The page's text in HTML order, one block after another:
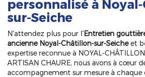
personnalisé à
sur-Seiche
N'attendez plus pour l'Entretien
ancienne Noyal-Châtillon-sur-Seicheet
expertise reconnue à NOYAL-
ARTISAN CHAURE, nous avons à cœur
accompagnement sur mesure à chaque